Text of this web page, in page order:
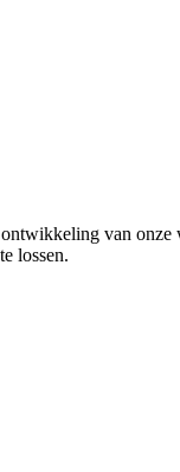
van onze
lossen.